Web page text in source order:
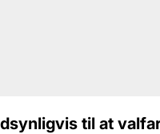
til at